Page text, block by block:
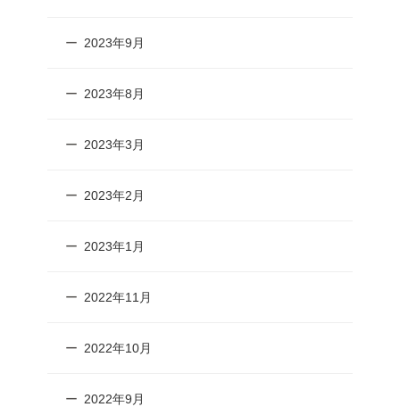
2023年9月
2023年8月
2023年3月
2023年2月
2023年1月
2022年11月
2022年10月
2022年9月